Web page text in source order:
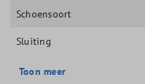
Schoensoort
Sluiting
Toon meer